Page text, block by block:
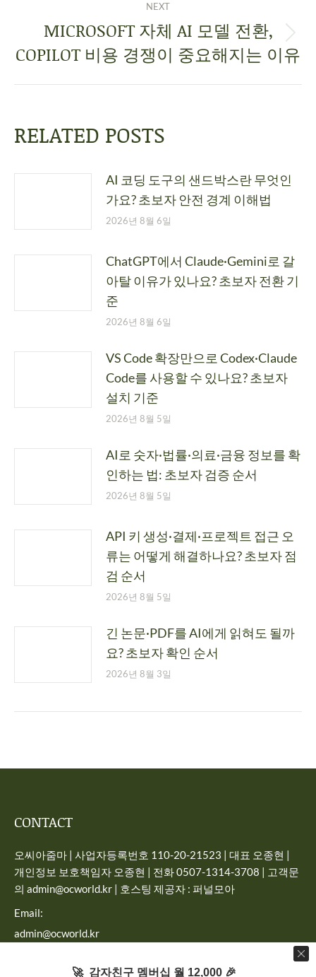
NEXT
MICROSOFT 자체 AI 모델 전환,
COPILOT 비용 경쟁이 중요해지는 이유
RELATED POSTS
AI 코딩 도구의 샌드박스란 무엇인
가요? 초보자 안전 경계 이해법
2026년 8월 6일
ChatGPT에서 Claude·Gemini로 갈
아탈 이유가 있나요? 초보자 전환 기
준
2026년 8월 6일
VS Code 확장만으로 Codex·Claude
Code를 사용할 수 있나요? 초보자
설치 기준
2026년 8월 5일
AI로 숫자·법률·의료·금융 정보를 확
인하는 법: 초보자 검증 순서
2026년 8월 5일
API 키 생성·결제·프로젝트 접근 오
류는 어떻게 해결하나요? 초보자 점
검 순서
2026년 8월 5일
긴 논문·PDF를 AI에게 읽혀도 될까
요? 초보자 확인 순서
2026년 8월 3일
CONTACT
오씨아줌마 | 사업자등록번호 110-20-21523 | 대표 오종현 |
개인정보 보호책임자 오종현 | 전화 0507-1314-3708 | 고객문
의 admin@ocworld.kr | 호스팅 제공자 : 퍼널모아
Email:
admin@ocworld.kr
🚀 감자친구 멤버십 월 12,000 🎉